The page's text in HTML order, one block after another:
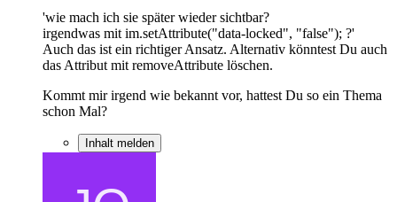
'wie mach ich sie später wieder sichtbar?
irgendwas mit im.setAttribute("data-locked", "false"); ?'
Auch das ist ein richtiger Ansatz. Alternativ könntest Du auch
das Attribut mit removeAttribute löschen.
Kommt mir irgend wie bekannt vor, hattest Du so ein Thema
schon Mal?
Inhalt melden